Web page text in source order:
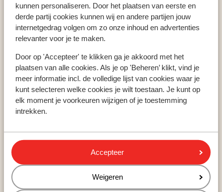
kunnen personaliseren. Door het plaatsen van eerste en
derde partij cookies kunnen wij en andere partijen jouw
internetgedrag volgen om zo onze inhoud en advertenties
relevanter voor je te maken.
Door op 'Accepteer' te klikken ga je akkoord met het
plaatsen van alle cookies. Als je op 'Beheren’ klikt, vind je
meer informatie incl. de volledige lijst van cookies waar je
kunt selecteren welke cookies je wilt toestaan. Je kunt op
elk moment je voorkeuren wijzigen of je toestemming
intrekken.
Accepteer
Weigeren
Régions populaires
Crète
Mer Rouge
Destinations populaires
Hurghada
À propos de Sunweb
À propos de Sunweb
Tourisme responsable